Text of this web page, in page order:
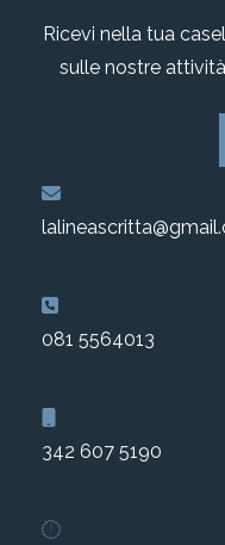
Ricevi nella tua
sulle nostre
081 5564013
342 607 5190
2004-2005
2000-2001